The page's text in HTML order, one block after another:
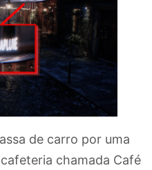
de carro por uma
chamada Café